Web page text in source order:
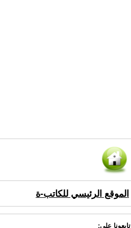
الموقع الرئيسي للكاتب-ة
تابعونا على: